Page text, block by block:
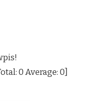
0Average:0]